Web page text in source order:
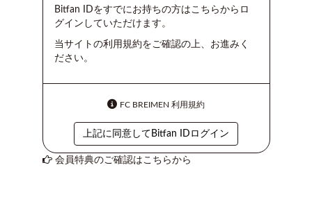
ジ
林
の
悩
み
つ
や
き
Bitfan IDをすでにお持ちの方はこちらからロ
グインしていただけます。
当サイトの利用規約をご確認の上、お進みく
ださい。
FC BREIMEN 利用規約
上記に同意してBitfan IDログイン
会員特典のご確認はこちらから